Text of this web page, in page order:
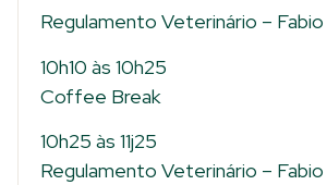
Regulamento Veterinário –
10h10 às 10h25
Coffee Break
10h25 às 11j25
Regulamento Veterinário –